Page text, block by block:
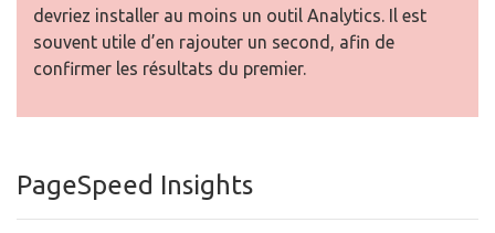
devriez installer au moins un outil Analytics. Il est
souvent utile d’en rajouter un second, afin de
confirmer les résultats du premier.
PageSpeed Insights